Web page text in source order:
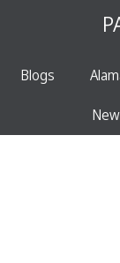
Blogs